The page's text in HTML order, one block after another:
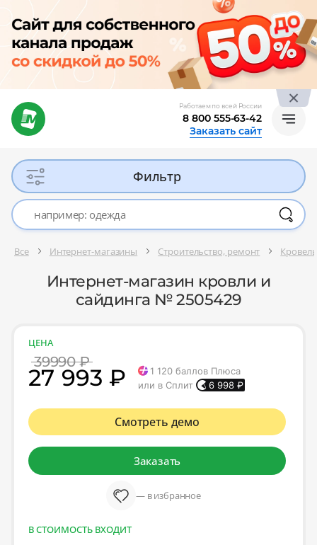
Работаем по всей России
8 800 555-63-42
Заказать сайт
Фильтр
Все Интернет-магазины Строительство, ремонт
Интернет-магазин кровли и
сайдинга № 2505429
ЦЕНА
39990 ₽
27 993 ₽ 1 120баллов Плюса
или в Сплит
6 998₽
Смотреть демо
Заказать
— в избранное
В СТОИМОСТЬ ВХОДИТ